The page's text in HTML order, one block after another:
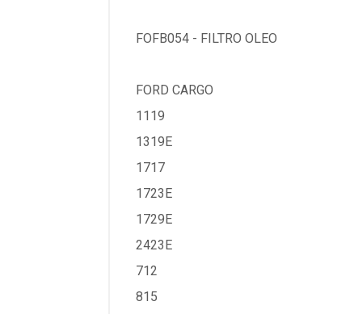
FOFB054 - FILTRO OLEO
FORD CARGO
1119
1319E
1717
1723E
1729E
2423E
712
815